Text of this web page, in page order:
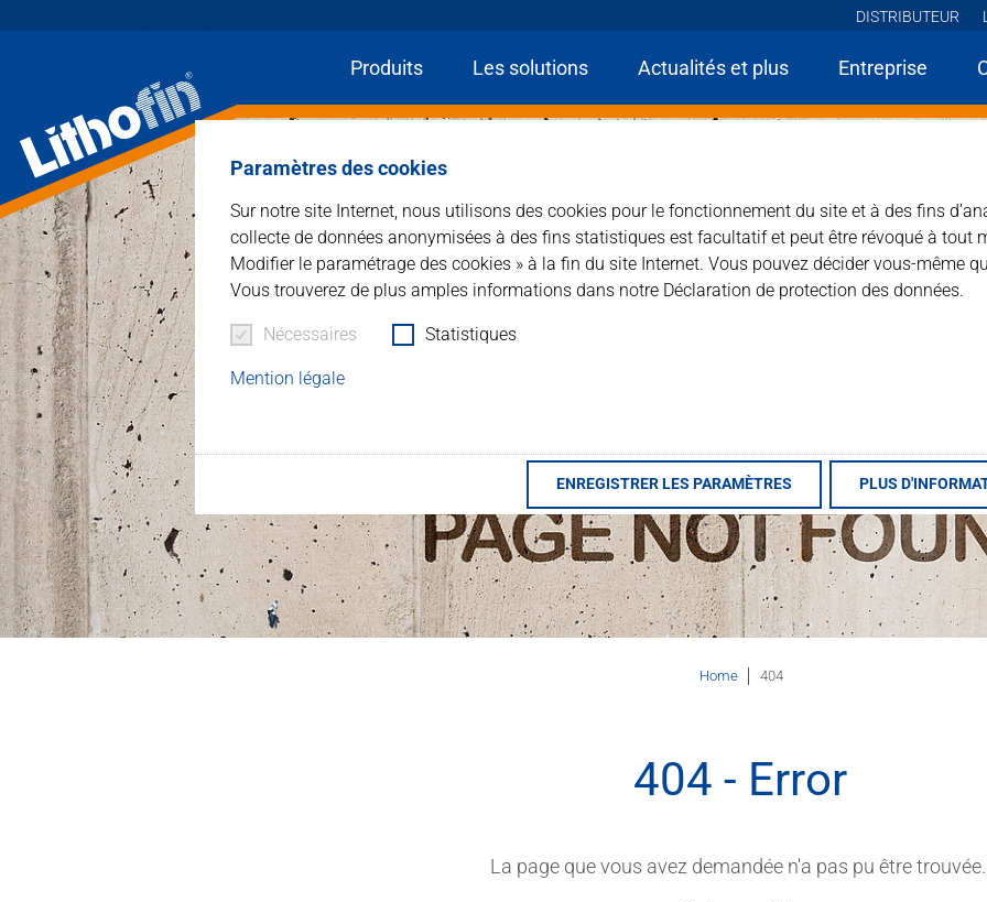
Paramètres des cookies
Sur notre site Internet, nous utilisons des cookies pour le fonctionnement du site et à des fins
collecte de données anonymisées à des fins statistiques est facultatif et peut être révoqué à tout
Modifier le paramétrage des cookies » à la fin du site Internet. Vous pouvez décider vous-même
Vous trouverez de plus amples informations dans notre Déclaration de protection des données.
Nécessaires Statistiques
Mention légale
ENREGISTRER LES PARAMÈTRES PLUS
DISTRIBUTEUR
Produits Les solutions Actualités et plus Entreprise
Home 404
404 - Error
La page que vous avez demandée n'a pas pu être